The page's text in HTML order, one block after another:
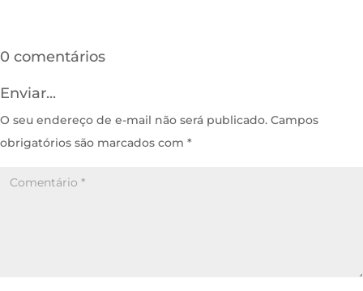
0 comentários
Enviar...
O seu endereço de e-mail não será publicado. Campos
obrigatórios são marcados com *